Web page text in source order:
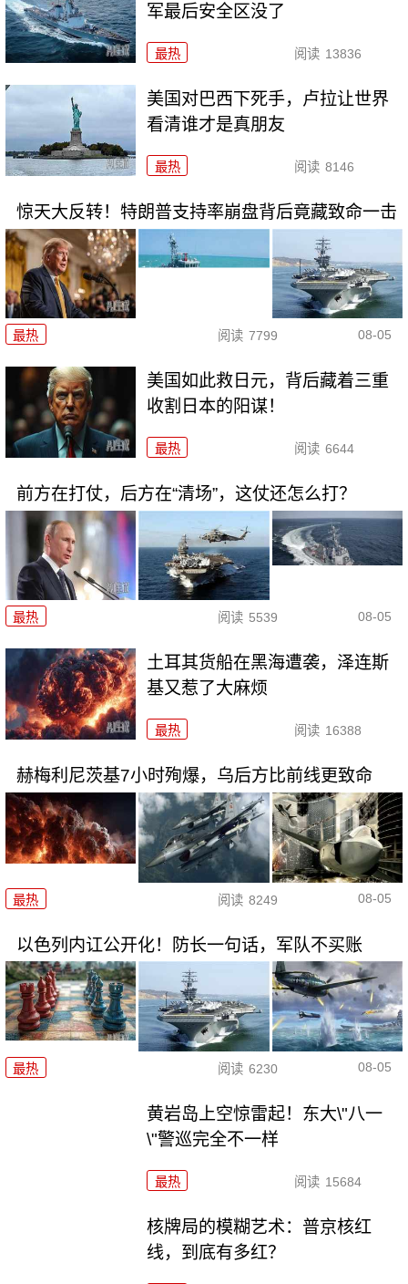
军最后安全区没了
最热 阅读 13836
美国对巴西下死手，卢拉让世界
看清谁才是真朋友
最热 阅读 8146
惊天大反转！特朗普支持率崩盘背后竟藏致命一击
最热 阅读 7799 08-05
美国如此救日元，背后藏着三重
收割日本的阳谋！
最热 阅读 6644
前方在打仗，后方在“清场”，这仗还怎么打？
最热 阅读 5539 08-05
土耳其货船在黑海遭袭，泽连斯
基又惹了大麻烦
最热 阅读 16388
赫梅利尼茨基7小时殉爆，乌后方比前线更致命
最热 阅读 8249 08-05
以色列内讧公开化！防长一句话，军队不买账
最热 阅读 6230 08-05
黄岩岛上空惊雷起！东大\"八一
\"警巡完全不一样
最热 阅读 15684
核牌局的模糊艺术：普京核红
线，到底有多红？